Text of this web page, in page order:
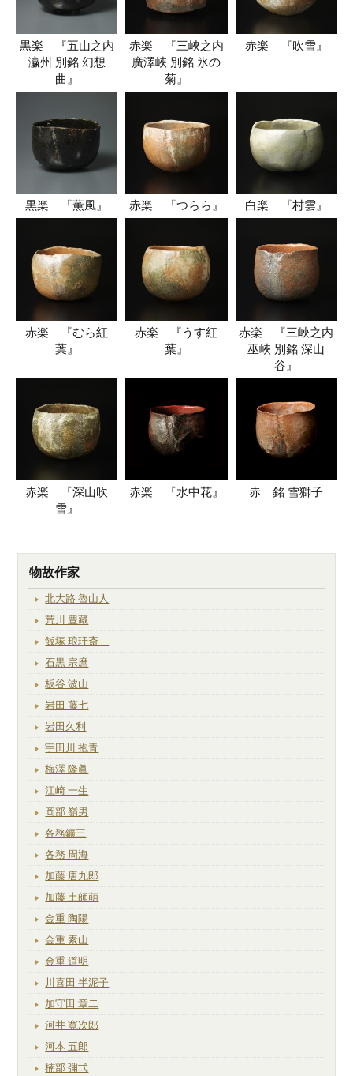
黒楽 『五山之内
瀛州 別銘 幻想
曲』
赤楽 『三峽之内
廣澤峽 別銘 氷の
菊』
赤楽 『吹雪』
黒楽 『薫風』 赤楽 『つらら』 白楽 『村雲』
赤楽 『むら紅
葉』
赤楽 『うす紅
葉』
赤楽 『三峽之内
巫峽 別銘 深山
谷』
赤楽 『深山吹
雪』
赤楽 『水中花』 赤 銘 雪獅子
物故作家
北大路 魯山人
荒川 豊藏
飯塚 琅玕斎
石黒 宗麿
板谷 波山
岩田 藤七
岩田久利
宇田川 抱青
梅澤 隆眞
江崎 一生
岡部 嶺男
各務鑛三
各務 周海
加藤 唐九郎
加藤 土師萌
金重 陶陽
金重 素山
金重 道明
川喜田 半泥子
加守田 章二
河井 寛次郎
河本 五郎
楠部 彌弌